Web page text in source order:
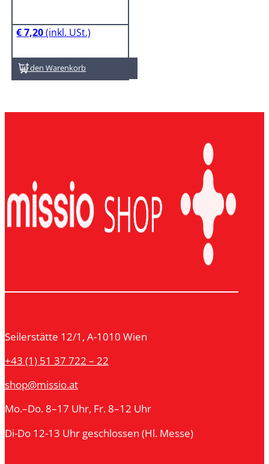
€7,20
In den Warenkorb
Seilerstätte 12/1, A-1010 Wien
+43 (1) 51 37 722 – 22
shop@missio.at
Mo.–Do. 8–17 Uhr, Fr. 8–12 Uhr
Di-Do 12-13 Uhr geschlossen (Hl. Messe)